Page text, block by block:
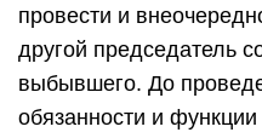
провести и
другой председатель
выбывшего. До
обязанности и